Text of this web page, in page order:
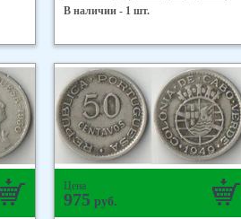
В наличии - 1 шт.
Цена
975 руб.